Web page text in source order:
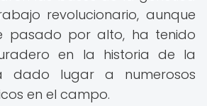
revolucionario, aunque
pasado por alto, ha tenido
en la historia de la
dado lugar a numerosos
en el campo.